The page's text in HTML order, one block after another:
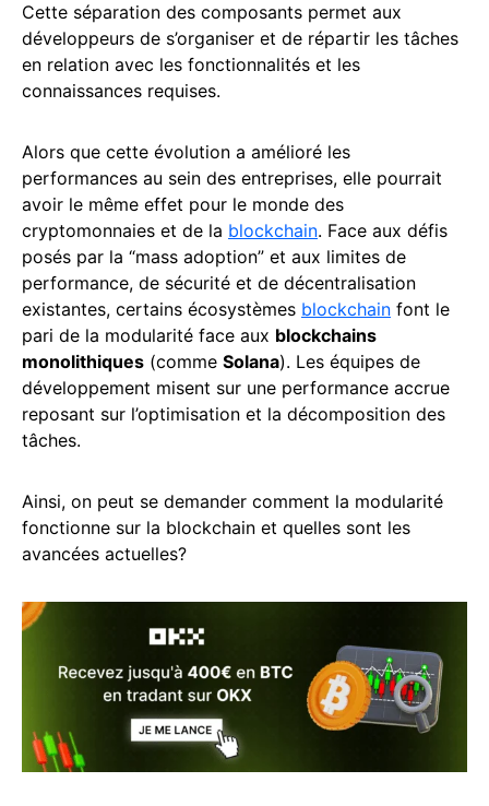
Cette séparation des composants permet aux
développeurs de s’organiser et de répartir les tâches
en relation avec les fonctionnalités et les
connaissances requises.
Alors que cette évolution a amélioré les
performances au sein des entreprises, elle pourrait
avoir le même effet pour le monde des
cryptomonnaies et de la blockchain. Face aux défis
posés par la “mass adoption” et aux limites de
performance, de sécurité et de décentralisation
existantes, certains écosystèmes blockchain font le
pari de la modularité face aux blockchains
monolithiques (comme Solana). Les équipes de
développement misent sur une performance accrue
reposant sur l’optimisation et la décomposition des
tâches.
Ainsi, on peut se demander comment la modularité
fonctionne sur la blockchain et quelles sont les
avancées actuelles?